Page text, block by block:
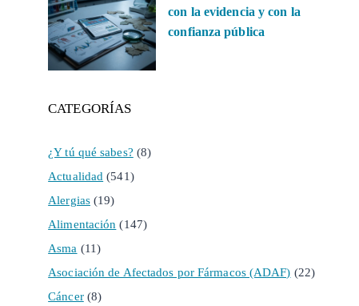
con la evidencia y con la
confianza pública
CATEGORÍAS
¿Y tú qué sabes? (8)
Actualidad (541)
Alergias(19)
Alimentación (147)
Asma (11)
Asociación de Afectados por Fármacos (ADAF) (22)
Cáncer(8)